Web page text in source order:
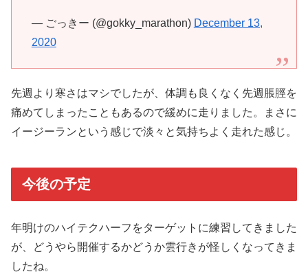
— ごっきー (@gokky_marathon) December 13,
2020
先週より寒さはマシでしたが、体調も良くなく先週脹脛を
痛めてしまったこともあるので緩めに走りました。まさに
イージーランという感じで淡々と気持ちよく走れた感じ。
今後の予定
年明けのハイテクハーフをターゲットに練習してきました
が、どうやら開催するかどうか雲行きが怪しくなってきま
したね。